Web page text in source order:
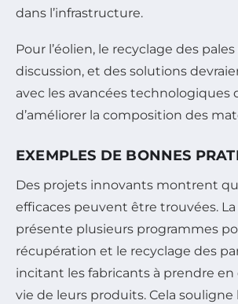
dans l’infrastructure.
Pour l’éolien, le recyclage des
discussion, et des solutions
avec les avancées
d’améliorer la composition des
EXEMPLES DE BONNES
Des projets innovants montrent
efficaces peuvent être trouvées. La
présente plusieurs programmes
récupération et le recyclage des
incitant les fabricants à prendre en
vie de leurs produits. Cela souligne